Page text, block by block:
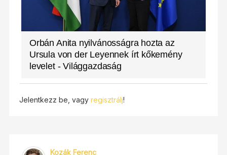
Orbán Anita nyilvánosságra hozta az
Ursula von der Leyennek írt kőkemény
levelet - Világgazdaság
Jelentkezz be, vagy regisztrálj!
Kozák Ferenc